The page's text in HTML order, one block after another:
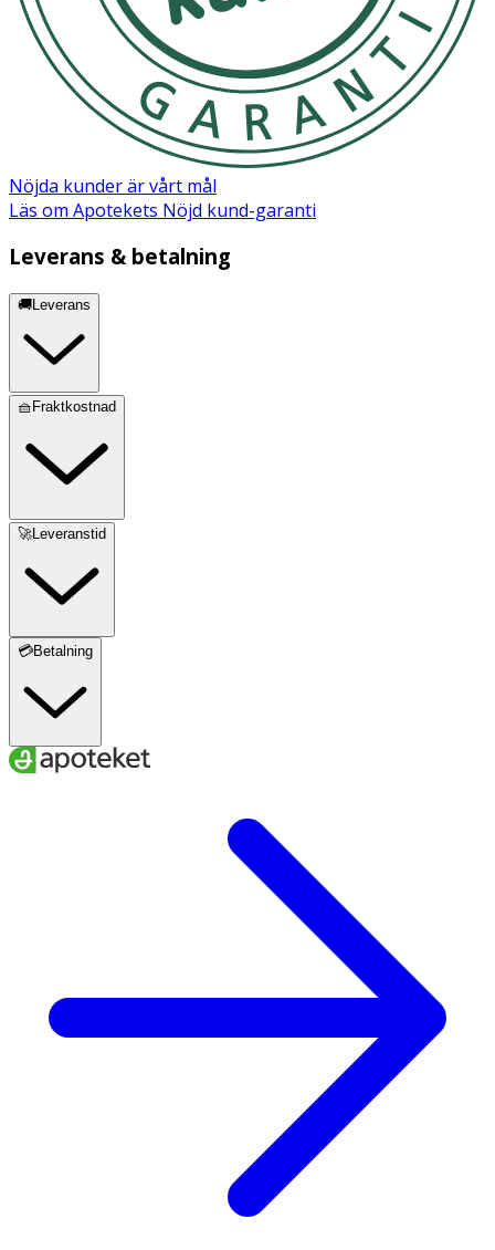
Nöjda kunder är vårt mål
Läs om Apotekets Nöjd kund-garanti
Leverans & betalning
🚚Leverans
🧺Fraktkostnad
🚀Leveranstid
💳Betalning